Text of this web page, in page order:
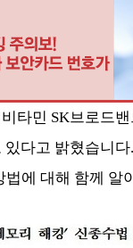
타민 SK브로드밴
다고 밝혔습니
에 대해 함께 알